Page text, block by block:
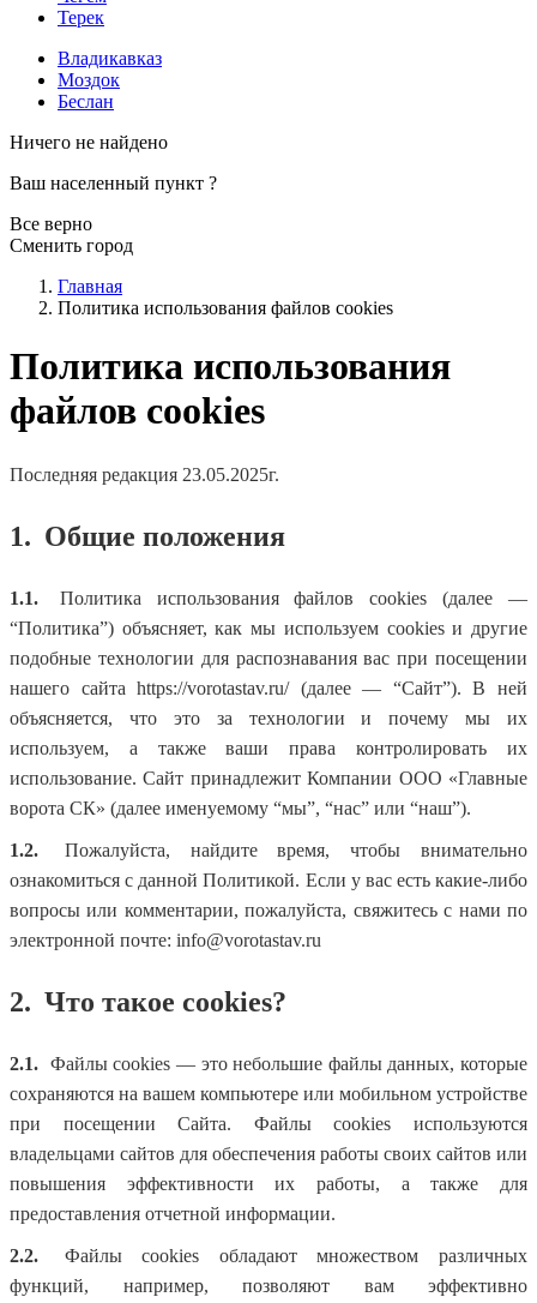
Терек
Владикавказ
Моздок
Беслан
Ничего не найдено
Ваш населенный пункт ?
Все верно
Сменить город
Главная
Политика использования файлов cookies
Политика использования
файлов cookies
Последняя редакция 23.05.2025г.
1. Общие положения
1.1.
Политика использования файлов cookies (далее —
“Политика”) объясняет, как мы используем cookies и другие
подобные технологии для распознавания вас при посещении
нашего сайта https://vorotastav.ru/ (далее — “Сайт”). В ней
объясняется, что это за технологии и почему мы их
используем, а также ваши права контролировать их
использование. Сайт принадлежит Компании ООО «Главные
ворота СК» (далее именуемому “мы”, “нас” или “наш”).
1.2.
Пожалуйста, найдите время, чтобы внимательно
ознакомиться с данной Политикой. Если у вас есть какие-либо
вопросы или комментарии, пожалуйста, свяжитесь с нами по
электронной почте: info@vorotastav.ru
2. Что такое cookies?
2.1. Файлы cookies — это небольшие файлы данных, которые
сохраняются на вашем компьютере или мобильном устройстве
при посещении Сайта. Файлы cookies используются
владельцами сайтов для обеспечения работы своих сайтов или
повышения эффективности их работы, а также для
предоставления отчетной информации.
2.2.
Файлы cookies обладают множеством различных
функций, например, позволяют вам эффективно